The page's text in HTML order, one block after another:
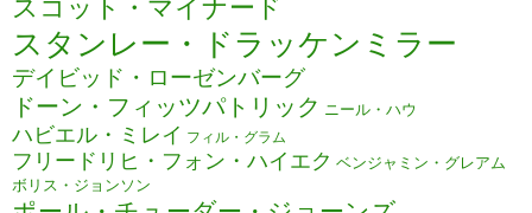
スコット・マイナード
スタンレー・ドラッケンミラー
デイビッド・ローゼンバーグ
ドーン・フィッツパトリック ニール・ハウ
ハビエル・ミレイ フィル・グラム
フリードリヒ・フォン・ハイエク ベンジャミン・グレアム
ボリス・ジョンソン